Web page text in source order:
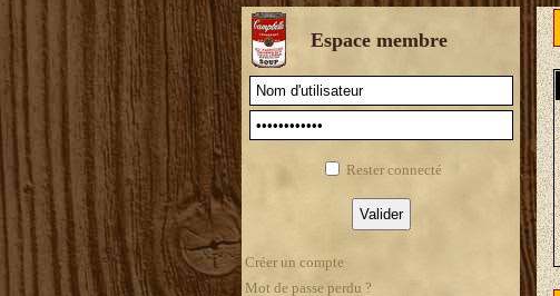
Espace membre
Rester connecté
Créer un compte
Mot de passe perdu ?